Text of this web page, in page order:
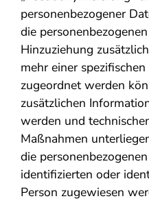
personenbezogener
die
Hinzuziehung
mehr einer
zugeordnet werden
zusätzlichen
werden und
Maßnahmen
die
identifizierten oder
Person zugewiesen